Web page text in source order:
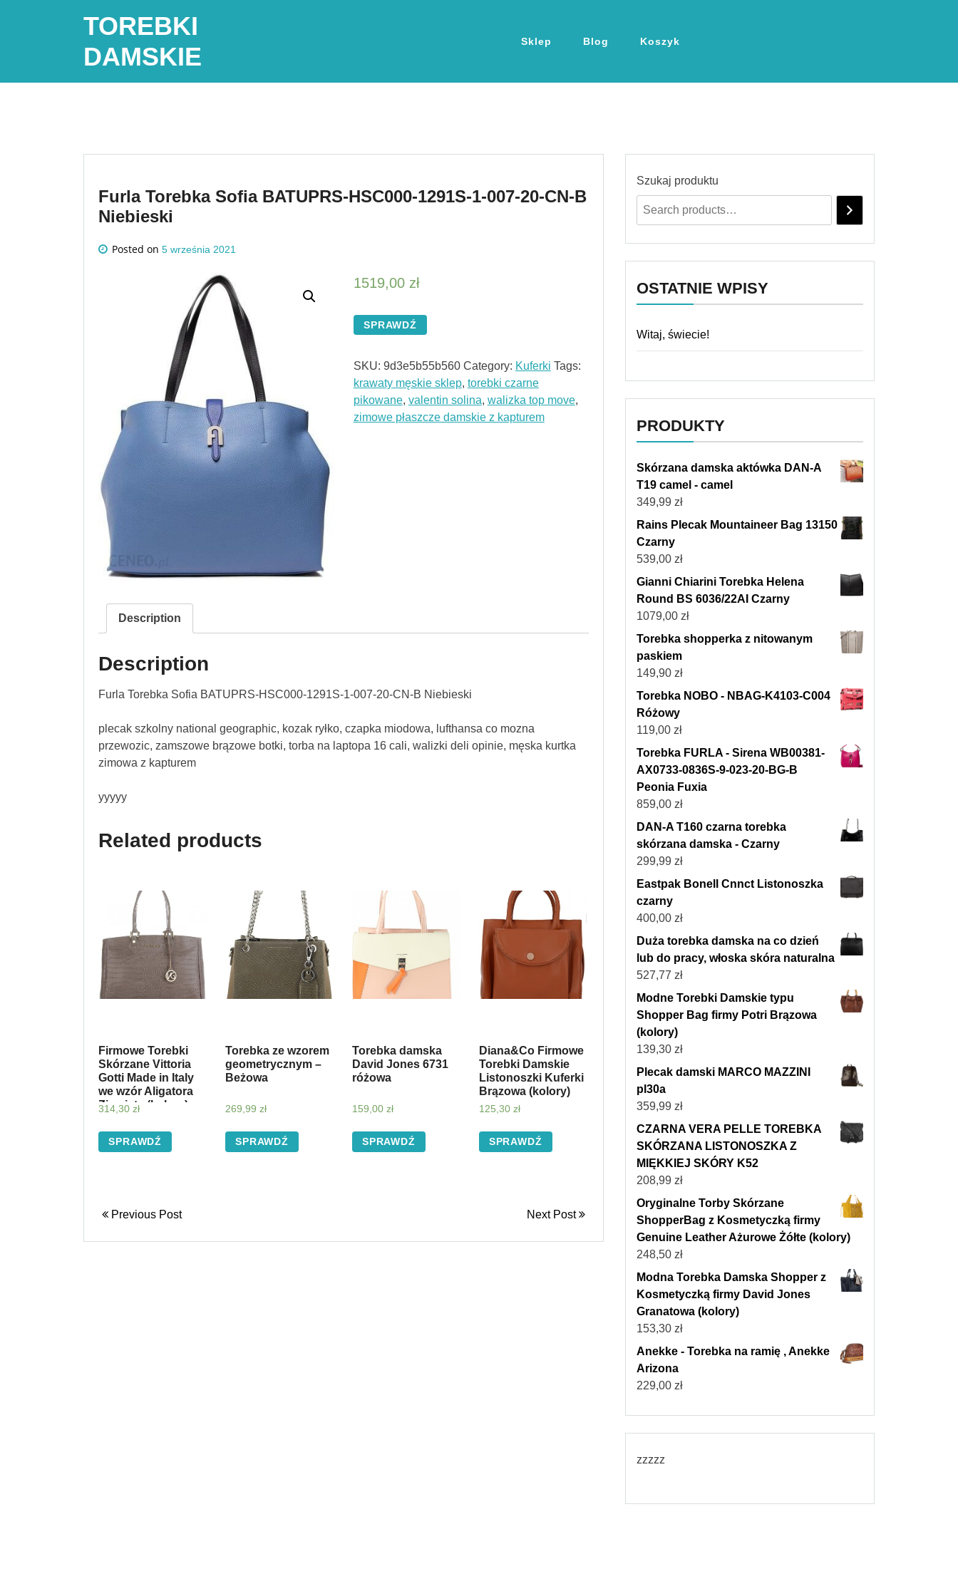
TOREBKI
DAMSKIE
Sklep Blog Koszyk
Furla Torebka Sofia BATUPRS-HSC000-1291S-1-007-20-CN-B
Niebieski
Posted on 5 września 2021
1519,00 zł
SPRAWDŹ
SKU: 9d3e5b55b560 Category: Kuferki Tags:
krawaty męskie sklep, torebki czarne
pikowane, valentin solina, walizka top move,
zimowe płaszcze damskie z kapturem
Description
Description
Furla Torebka Sofia BATUPRS-HSC000-1291S-1-007-20-CN-B Niebieski
plecak szkolny national geographic, kozak ryłko, czapka miodowa, lufthansa co mozna
przewozic, zamszowe brązowe botki, torba na laptopa 16 cali, walizki deli opinie, męska kurtka
zimowa z kapturem
yyyyy
Related products
Firmowe Torebki
Skórzane Vittoria
Gotti Made in Italy
we wzór Aligatora
Ziemista (kolory)
314,30 zł
SPRAWDŹ
Torebka ze wzorem
geometrycznym –
Beżowa
269,99 zł
SPRAWDŹ
Torebka damska
David Jones 6731
różowa
159,00 zł
SPRAWDŹ
Diana&Co Firmowe
Torebki Damskie
Listonoszki Kuferki
Brązowa (kolory)
125,30 zł
SPRAWDŹ
Previous Post Next Post
Szukaj produktu
OSTATNIE WPISY
Witaj, świecie!
PRODUKTY
Skórzana damska aktówka DAN-A
T19 camel - camel
349,99 zł
Rains Plecak Mountaineer Bag 13150
Czarny
539,00 zł
Gianni Chiarini Torebka Helena
Round BS 6036/22AI Czarny
1079,00 zł
Torebka shopperka z nitowanym
paskiem
149,90 zł
Torebka NOBO - NBAG-K4103-C004
Różowy
119,00 zł
Torebka FURLA - Sirena WB00381-
AX0733-0836S-9-023-20-BG-B
Peonia Fuxia
859,00 zł
DAN-A T160 czarna torebka
skórzana damska - Czarny
299,99 zł
Eastpak Bonell Cnnct Listonoszka
czarny
400,00 zł
Duża torebka damska na co dzień
lub do pracy, włoska skóra naturalna
527,77 zł
Modne Torebki Damskie typu
Shopper Bag firmy Potri Brązowa
(kolory)
139,30 zł
Plecak damski MARCO MAZZINI
pl30a
359,99 zł
CZARNA VERA PELLE TOREBKA
SKÓRZANA LISTONOSZKA Z
MIĘKKIEJ SKÓRY K52
208,99 zł
Oryginalne Torby Skórzane
ShopperBag z Kosmetyczką firmy
Genuine Leather Ażurowe Żółte (kolory)
248,50 zł
Modna Torebka Damska Shopper z
Kosmetyczką firmy David Jones
Granatowa (kolory)
153,30 zł
Anekke - Torebka na ramię , Anekke
Arizona
229,00 zł
zzzzz